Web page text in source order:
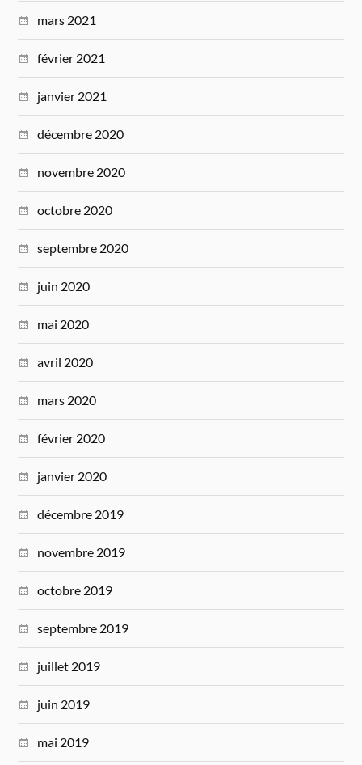
mars 2021
février 2021
janvier 2021
décembre 2020
novembre 2020
octobre 2020
septembre 2020
juin 2020
mai 2020
avril 2020
mars 2020
février 2020
janvier 2020
décembre 2019
novembre 2019
octobre 2019
septembre 2019
juillet 2019
juin 2019
mai 2019